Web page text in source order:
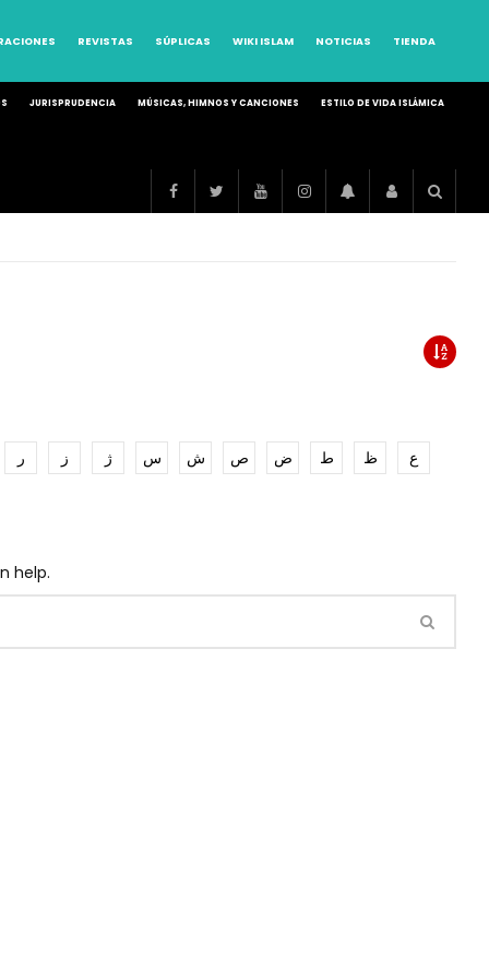
REVISTAS SÚPLICAS WIKI ISLAM NOTICIAS TIENDA
JURISPRUDENCIA MÚSICAS, HIMNOS Y CANCIONES ESTILO DE VIDA ISLÁMICA
ر ز ژ س ش ص ض ط ظ
ع
help.